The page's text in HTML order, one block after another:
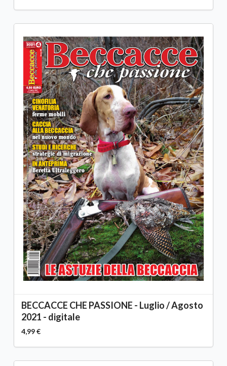
BECCACCE CHE PASSIONE - Luglio / Agosto
2021 - digitale
4,99 €